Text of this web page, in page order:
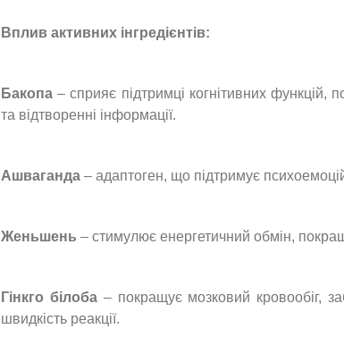
Вплив активних інгредієнтів:
Бакопа – сприяє підтримці когнітивних функцій,
та відтворенні інформації.
Ашваганда – адаптоген, що підтримує
Женьшень – стимулює енергетичний обмін,
Гінкго білоба– покращує мозковий кровообіг,
швидкість реакції.